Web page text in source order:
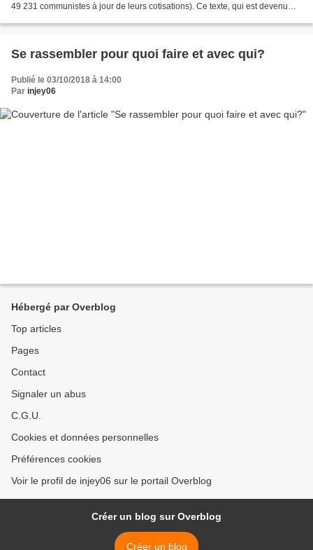
49 231 communistes à jour de leurs cotisations). Ce texte, qui est devenu
Se rassembler pour quoi faire et avec qui?
Publié le 03/10/2018 à 14:00
Par injey06
Hébergé par Overblog
Top articles
Pages
Contact
Signaler un abus
C.G.U.
Cookies et données personnelles
Préférences cookies
Voir le profil de injey06 sur le portail Overblog
Créer un blog sur Overblog
Créer un blog